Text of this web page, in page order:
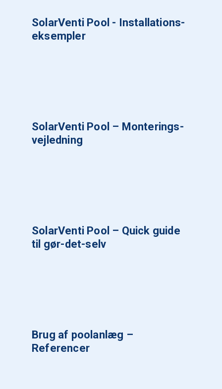
SolarVenti Pool - Installations-
eksempler
SolarVenti Pool – Monterings-
vejledning
SolarVenti Pool – Quick guide
til gør-det-selv
Brug af poolanlæg –
Referencer